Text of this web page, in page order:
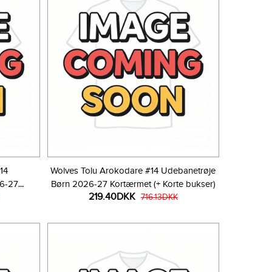
27
Wolves Tolu Arokodare #14 Udebanetrøje
Børn 2026-27 Kortærmet (+ Korte bukser)
219.40DKK 716.13DKK